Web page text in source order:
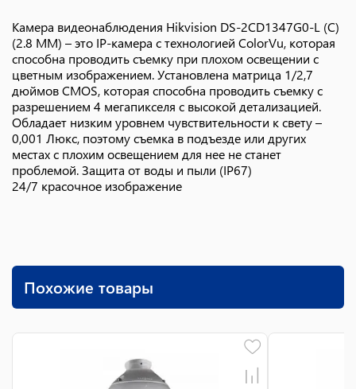
Камера видеонаблюдения Hikvision DS-2CD1347G0-L (C)
(2.8 ММ) – это IP-камера с технологией ColorVu, которая
способна проводить съемку при плохом освещении с
цветным изображением. Установлена матрица 1/2,7
дюймов CMOS, которая способна проводить съемку с
разрешением 4 мегапикселя с высокой детализацией.
Обладает низким уровнем чувствительности к свету –
0,001 Люкс, поэтому съемка в подъезде или других
местах с плохим освещением для нее не станет
проблемой. Защита от воды и пыли (IP67)
24/7 красочное изображение
Похожие товары